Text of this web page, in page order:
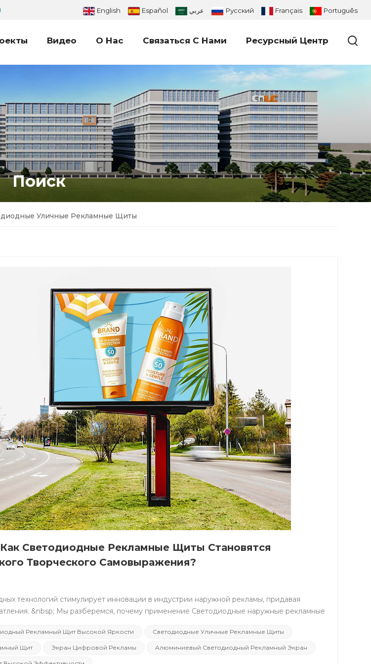
English Español عربي Русский Français Português
Видео О Нас Связаться С Нами Ресурсный Центр
Поиск
Уличные Рекламные Щиты
Светодиодные Рекламные Щиты Становятся
Творческого Самовыражения?
рекламных щитов в различных погодных условиях, будь то жаркое лето или холодная зима. &nbsp; Устойчивость к погодным условиям не только продлевает срок службы светодиодных рекламных щитов, но и предоставляет рекламодателям более стабильную и надежную рекламную платформу. &nbsp; &nbsp; &nbsp; &nbsp; II. Дизайн и креативная интеграция светодиодных технологий в рекламу &nbsp; &nbsp; Как светодиодные технологии меняют подход к разработке рекламы? &nbsp; Благодаря новым технологиям светодиодная технология стала ключевой силой в рекламном дизайне, предлагая более высокую яркость и четкость, создавая уникальное творческое пространство для дизайнеров и переопределяя выражение наружной рекламы. &nbsp; Рекомендации по проектированию светодиодных рекламных щитов для наружной установки. &nbsp; &bull; Яркость и контрастность: Обеспечение четкости как днем, так и ночью. &nbsp; &nbsp; &bull; Цвет и температура: выбор цветов и температур, подходящих для различных погодных условий. &nbsp; &nbsp; &bull; Динамические эффекты: Полное использование динамической природы светодиодов для создания привлекающих внимание эффектов. &nbsp; &nbsp; &bull; Качество текста и изображения: Обеспечение четкого и четкого представления информации на светодиодном экране. &nbsp; &nbsp; &nbsp; &nbsp; Как привлечь внимание пешеходов и транспортных средств с помощью светодиодной рекламы? Создание светодиодных рекламных щитов в центре внимания. &nbsp; Благодаря креативному дизайну и разумному использованию светодиодной технологии: &nbsp; &bull; Креативный дизайн контента: Используйте уникальную графику, анимацию и увлекательные истории, чтобы заинтересовать пешеходов. &nbsp; &nbsp; &bull; Яркие цвета и световые эффекты: Использование цветов светодиодов и динамических эффектов для создания привлекательных визуальных эффектов. &nbsp; &nbsp; &bull; Четкая информация: Обеспечение краткости и понятности информации, что позволяет пешеходам и транспортным средствам быстро получить необходимую информацию. &nbsp; &nbsp; Светодиодные рекламные щиты благодаря технологическому развитию и инновациям в дизайне стали уникальной особенностью городских улиц, привлекая внимание зрителей и предоставляя рекламодателям новые средства продвижения. &nbsp; &nbsp; &nbsp; III. Энергоэффективность и экологическая устойчивость &nbsp; По сравнению с традиционными рекламными щитами, светодиодные наружные рекламные щиты отличаются выдающимися энергоэффективность. &nbsp; Традиционные методы освещения страдают от потерь энергии и высокого энергопотребления, в то время как низкое энергопотребление и высокая яркость светодиодной технологии поднимают использование энергии на новый уровень. &nbsp; С помощью светодиодов рекламодатели могут демонстрировать яркую и увлекательную рекламу с меньшими затратами на электроэнергию, предоставляя городам более энергоэффективные средства продвижения. &nbsp; Экологические технологии и материалы В светодиодных наружных рекламных щитах используется ряд экологических технологий и материалов для снижения негативного воздействия на окружающую среду: &nbsp; 1. Выбор материала: Использование перерабатываемых материалов снижает чрезмерную добычу природных ресурсов, а выбор экологически чистых материалов снижает нагрузку на окружающую среду в ходе производственного процесса. &nbsp; 2. Системы энергоменеджмента: Благодаря интеллектуальным системам управления энергопотреблением светодиодные рекламные щиты автоматически регулируют яркость и время работы в зависимости от реальных потребностей, сводя к минимуму ненужные потери энергии и обеспечивая интеллектуальное распределение и оптимальное использование. &nbsp; 3. Высокая эффективность и длительный срок службы: Высокая эффективность светодиодной технологии снижает нагрузку на энергосистемы. Длительный срок службы и низкое энергопотребление способствуют модели устойчивого развития рекламной индустрии, сокращая растрату ресурсов. &nbsp; 4. Новый энергетический дизайн: Некоторые светодиодные рекламные щиты имеют конструкцию с нулевым уровнем выбросов, используют чистую энергию или интегрируют возобновляемые источники энергии, такие как солнечная энергия, чтобы сделать рекламные дисплеи более экологически чистыми. &nbsp; &nbsp; Интеграция энергоэффективности и инновационных экологических методов в проектирование и эксплуатацию светодиодных наружных рекламных щитов реализует концепцию зеленой рекламы, привнося в город сияющее и экологически чистое сияние. &nbsp; &nbsp; &nbsp; IV. Экономические и деловые преимущества &nbsp; При принятии бизнес-решений затраты и выгоды для бизнеса являются двумя решающими факторами. Светодиодные наружные рекламные щиты, благодаря своим выдающимся экономическим и деловым показателям, стали оптимальным решением для продвижения на рынке. &nbsp; Влияние затрат и расходов на техническое обслуживание &nbsp; Высокая эффективность и длительный срок службы светодиодной технологии дают светодиодным наружным рекламным щитам значительное преимущество с точки зрения затрат. По сравнению с традиционными рекламными щитами, светодиодные рекламные щиты потребляют меньше энергии и не требуют частой замены ламп, что значительно снижает затраты на техническое обслуживание. Это снижает эксплуатационные расходы рекламодателей и обеспечивает прочную основу для рентабельности бизнеса. &nbsp; Эффект продвижения рынка &nbsp; Светодиодные наружные рекламные щиты оказывают значительное влияние на продвижение на рынке для рекламодателей и местного бизнеса. Их высокая яркость и четкость гарантируют, что реклама будет привлекать внимание как днем, так и ночью, эффективно повышая узнаваемость бренда. &nbsp; Благодаря гибкому обновлению контента и персонализированной доставке светодиодные рекламные щиты повышают качество рекламы. Широкие возможности настройки функций предоставляют предприятиям более гибкую маркетинговую стратегию, способствуя более быстрому распространению бренда и большей выгоде для бизнеса. &nbsp; &nbsp; Светодиодные наружные рекламные щиты благодаря своей низкой стоимости, низким затратам на техническое обслуживание и эффективному продвижению на рынке стали идеальным выбором в бизнес-секторе. &nbsp; &nbsp; &nbsp; V. Светодиодные наружные рекламные щиты: взгляд на будущее &nbsp; Умный и интерактивный: Светодиодные рекламные щиты станут более интеллектуальными, предоставляя рекламодателям более точную информацию о рынке посредством сбора и анализа данных. Постоянные инновации в интерактивных технологиях сделают взаимодействие между рекламой и зрителями более ярким и увлекательным. &nbsp; Экологичные технологии: Промышленность продолжит изучать более экологически чистые светодиодные технологии и материалы для снижения негативного воздействия на окружающую среду. Использование чистой энергии и перерабатываемых материалов станет основным направлением будущего развития. &nbsp; Более высокая четкость и гибкость: Благодаря постоянному развитию светодиодных технологий рекламные экраны будут иметь более высокое разрешение, обеспечивая более четкое изображение. В то же время гибкие и настраиваемые формы и содержание сделают рекламу более креативной и привлекательной. &nbsp; &nbsp; &nbsp; &nbsp; VI. Заключение &nbsp; Светодиодные наружные рекламные щиты, благодаря своим преимуществам высокой яркости, четкости и разнообразия, стали изюминкой уличного рынка. &nbsp; Благодаря постоянным инновациям и
Рекламный Щит Высокой Яркости Светодиодные Уличные Рекламные Щиты
Щит Экран Цифровой Рекламы Алюминиевый Светодиодный Рекламный Экран